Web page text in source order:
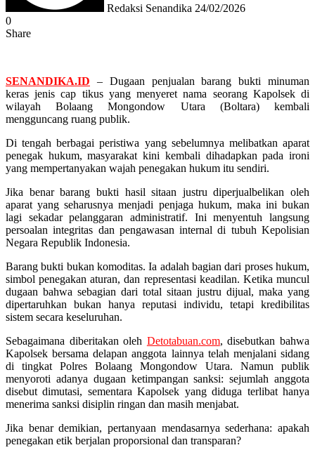
Redaksi Senandika 24/02/2026
0
Share
SENANDIKA.ID – Dugaan penjualan barang bukti minuman
keras jenis cap tikus yang menyeret nama seorang Kapolsek di
wilayah Bolaang Mongondow Utara (Boltara) kembali
mengguncang ruang publik.
Di tengah berbagai peristiwa yang sebelumnya melibatkan aparat
penegak hukum, masyarakat kini kembali dihadapkan pada ironi
yang mempertanyakan wajah penegakan hukum itu sendiri.
Jika benar barang bukti hasil sitaan justru diperjualbelikan oleh
aparat yang seharusnya menjadi penjaga hukum, maka ini bukan
lagi sekadar pelanggaran administratif. Ini menyentuh langsung
persoalan integritas dan pengawasan internal di tubuh Kepolisian
Negara Republik Indonesia.
Barang bukti bukan komoditas. Ia adalah bagian dari proses hukum,
simbol penegakan aturan, dan representasi keadilan. Ketika muncul
dugaan bahwa sebagian dari total sitaan justru dijual, maka yang
dipertaruhkan bukan hanya reputasi individu, tetapi kredibilitas
sistem secara keseluruhan.
Sebagaimana diberitakan oleh Detotabuan.com, disebutkan bahwa
Kapolsek bersama delapan anggota lainnya telah menjalani sidang
di tingkat Polres Bolaang Mongondow Utara. Namun publik
menyoroti adanya dugaan ketimpangan sanksi: sejumlah anggota
disebut dimutasi, sementara Kapolsek yang diduga terlibat hanya
menerima sanksi disiplin ringan dan masih menjabat.
Jika benar demikian, pertanyaan mendasarnya sederhana: apakah
penegakan etik berjalan proporsional dan transparan?